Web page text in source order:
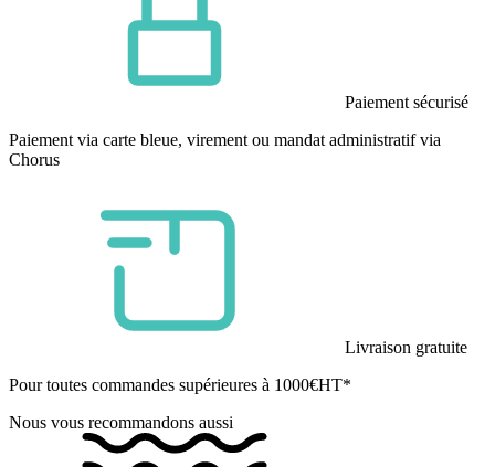
Paiement sécurisé
Paiement via carte bleue, virement ou mandat administratif via
Chorus
Livraison gratuite
Pour toutes commandes supérieures à 1000€HT*
Nous vous recommandons aussi